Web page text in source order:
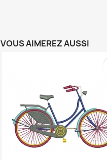
VOUS AIMEREZ AUSSI